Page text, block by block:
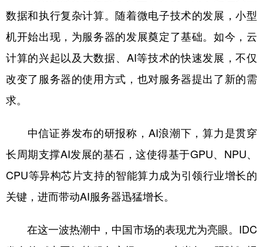
数据和执行复杂计算。随着微电子技术的发展，小型
机开始出现，为服务器的发展奠定了基础。如今，云
计算的兴起以及大数据、AI等技术的快速发展，不仅
改变了服务器的使用方式，也对服务器提出了新的需
求。
中信证券发布的研报称，AI浪潮下，算力是贯穿
长周期支撑AI发展的基石，这使得基于GPU、NPU、
CPU等异构芯片支持的智能算力成为引领行业增长的
关键，进而带动AI服务器迅猛增长。
在这一波热潮中，中国市场的表现尤为亮眼。IDC